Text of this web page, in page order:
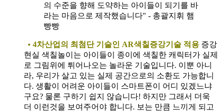
의 수준을 향해 도약하는 아이들이 되기를 바
라는 마음으로 제작했습니다" - 총괄지휘 햄
빵빵
• 4차산업의 최첨단 기술인 AR색칠증강기술 적용 증강
현실 색칠놀이는 아이들이 종이에 색칠한 캐릭터가 실제
로 그림위에 튀어나오는 놀라운 기술입니다. 이뿐 아니
라, 우리가 살고 있는 실제 공간으로의 소환도 가능합니
다. 생활이 어려운 아이들이 스마트폰이 어디 있겠느냐
구요? 물론 구하기 쉽지 않습니다! 하지만 그래서 더욱
더 이런것을 보여주어야 합니다. 보는 만큼 느끼게 되고